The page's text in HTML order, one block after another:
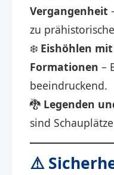
Vergangenheit
zu
❄️ Eishöhlen
Formationen –
beeindruckend.
🐉 Legenden
sind
⚠️